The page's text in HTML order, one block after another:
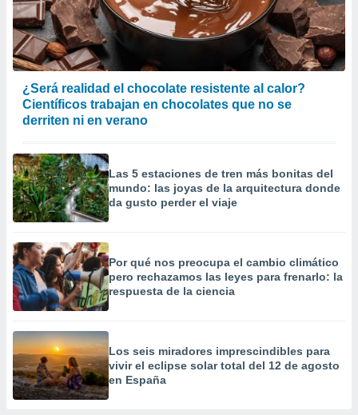
¿Será realidad el chocolate resistente al calor?
Científicos trabajan en chocolates que no se
derriten ni en verano
Las 5 estaciones de tren más bonitas del
mundo: las joyas de la arquitectura donde
da gusto perder el viaje
Por qué nos preocupa el cambio climático
pero rechazamos las leyes para frenarlo: la
respuesta de la ciencia
Los seis miradores imprescindibles para
vivir el eclipse solar total del 12 de agosto
en España